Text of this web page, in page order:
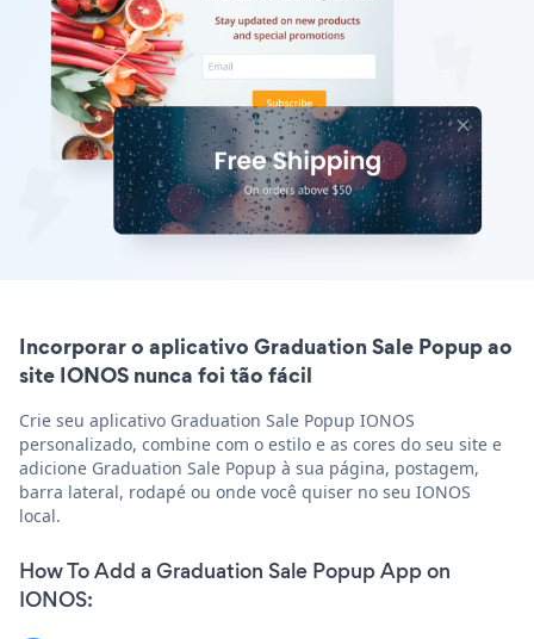
Incorporar o aplicativo Graduation Sale Popup ao
site IONOS nunca foi tão fácil
Crie seu aplicativo Graduation Sale Popup IONOS
personalizado, combine com o estilo e as cores do seu site e
adicione Graduation Sale Popup à sua página, postagem,
barra lateral, rodapé ou onde você quiser no seu IONOS
local.
How To Add a Graduation Sale Popup App on
IONOS: